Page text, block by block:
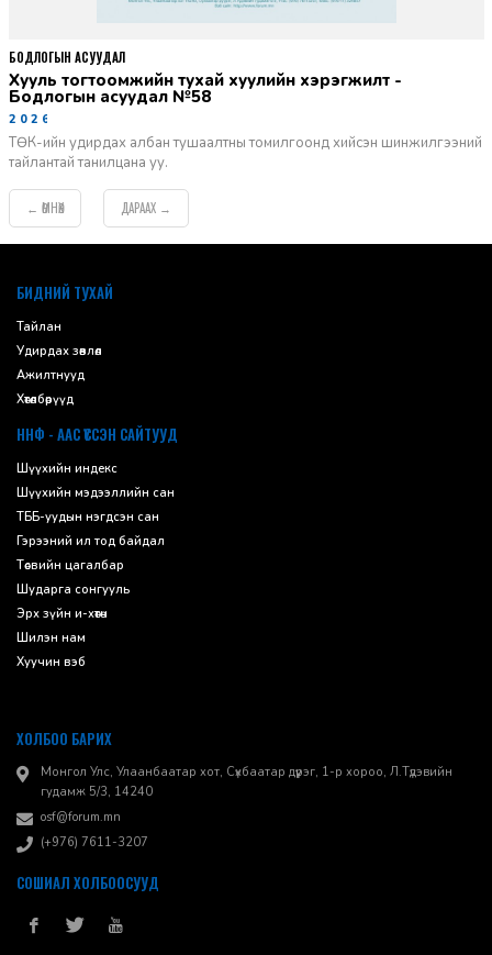
Хууль тогтоомжийн тухай хуулийн хэрэгжилт -
Бодлогын асуудал №58
2026-06-02
ТӨК-ийн удирдах албан тушаалтны томилгоонд хийсэн шинжилгээний
тайлантай танилцана уу.
БОДЛОГЫН АСУУДАЛ
← ӨМНӨХ ДАРААХ →
БИДНИЙ ТУХАЙ
Тайлан
Удирдах зөвлөл
Ажилтнууд
Хөтөлбөрүүд
ННФ - ААС ҮҮССЭН САЙТУУД
Шүүхийн индекс
Шүүхийн мэдээллийн сан
ТББ-уудын нэгдсэн сан
Гэрээний ил тод байдал
Төсвийн цагалбар
Шударга сонгууль
Эрх зүйн и-хөтөч
Шилэн нам
Хуучин вэб
ХОЛБОО БАРИХ
Монгол Улс, Улаанбаатар хот, Сүхбаатар дүүрэг, 1-р хороо, ​Л.Түдэвийн
гудамж 5/3, 14240
osf@forum.mn
(+976) 7611-3207
СОШИАЛ ХОЛБООСУУД